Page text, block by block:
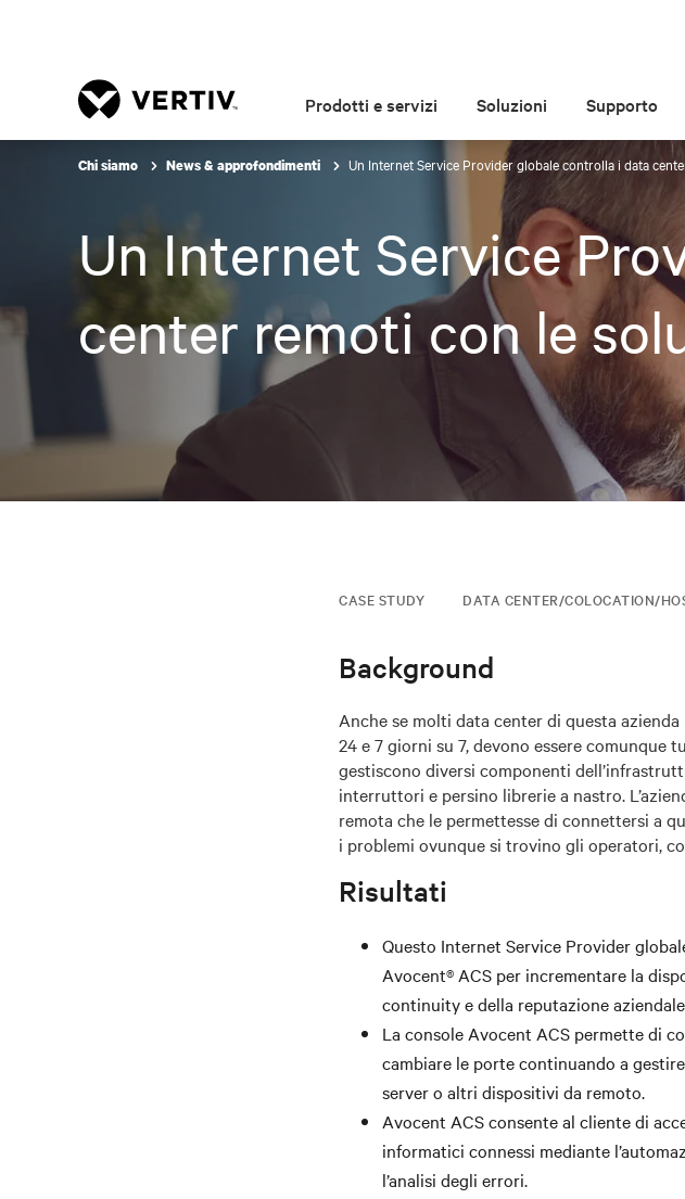
Prodotti e servizi Soluzioni Supporto
Chi siamo News & approfondimenti Un Internet Service Provider globale controlla i data
Un Internet Service
center remoti con le
CASE STUDY DATA CENTER/COLOCATION/
Background
Anche se molti data center di questa
24 e 7 giorni su 7, devono essere
gestiscono diversi componenti
interruttori e persino librerie a nastro.
remota che le permettesse di connettersi a
i problemi ovunque si trovino gli operatori,
Risultati
Questo Internet Service Provider
Avocent® ACS per incrementare la
continuity e della reputazione
La console Avocent ACS permette di
cambiare le porte continuando a
server o altri dispositivi da remoto.
Avocent ACS consente al cliente di
informatici connessi mediante
l’analisi degli errori.